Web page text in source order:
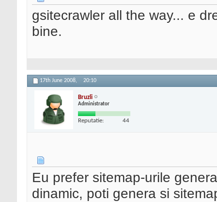
gsitecrawler all the way... e
bine.
17th June 2008, 20:10
Bruzli
Administrator
Reputatie: 44
Eu prefer sitemap-urile
dinamic, poti genera si